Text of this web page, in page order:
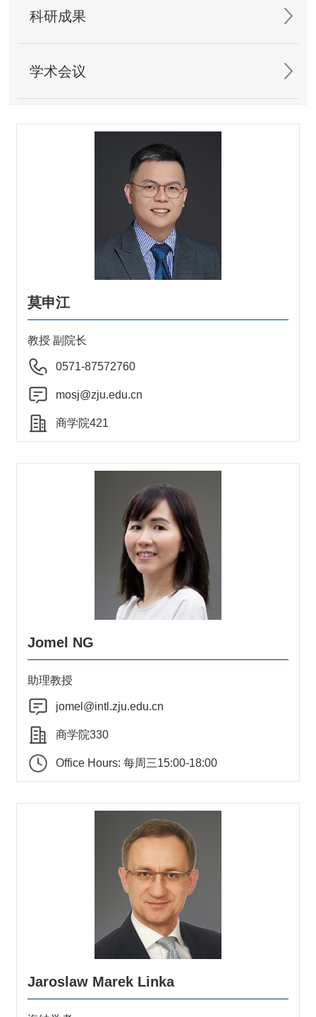
科研成果
学术会议
莫申江
教授 副院长
0571-87572760
mosj@zju.edu.cn
商学院421
Jomel NG
助理教授
jomel@intl.zju.edu.cn
商学院330
Office Hours: 每周三15:00-18:00
Jaroslaw Marek Linka